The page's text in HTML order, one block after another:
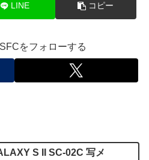
LINE コピー
をフォローする
S II SC-02C 写メ